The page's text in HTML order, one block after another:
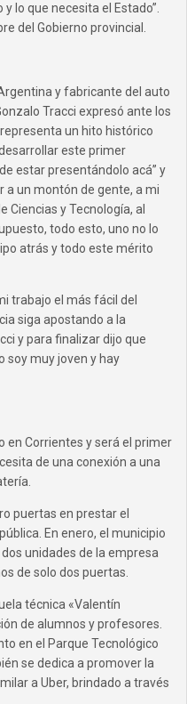
lo que necesita el Estado”.
del Gobierno provincial.
y fabricante del auto
Tracci expresó ante los
un hito histórico
este primer
estar presentándolo acá” y
a un montón de gente, a mi
Ciencias y Tecnología, al
todo esto, uno no lo
atrás y todo este mérito
trabajo el más fácil del
siga apostando a la
y para finalizar dijo que
soy muy joven y hay
en Corrientes y será el primer
de una conexión a una
puertas en prestar el
En enero, el municipio
unidades de la empresa
de solo dos puertas.
técnica «Valentín
de alumnos y profesores.
en el Parque Tecnológico
se dedica a promover la
a Uber, brindado a través